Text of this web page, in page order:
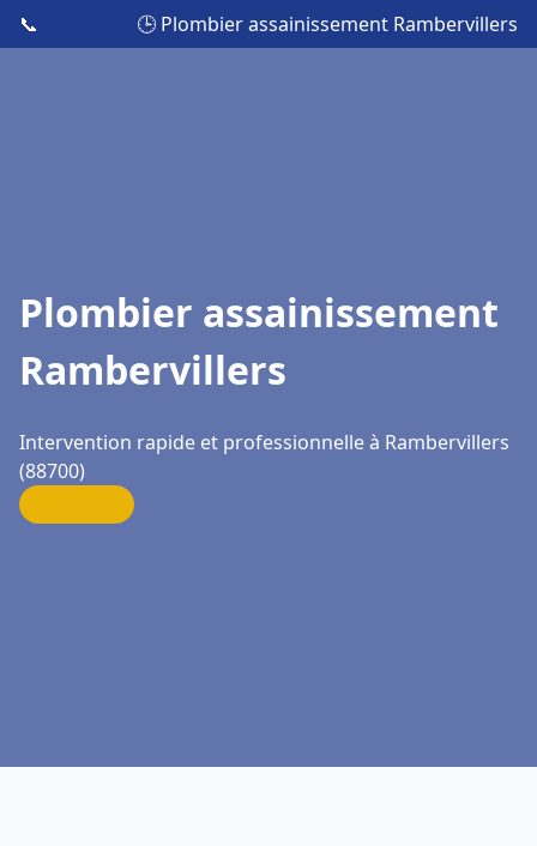
📞 🕒 Plombier assainissement Rambervillers
Plombier assainissement
Rambervillers
Intervention rapide et professionnelle à Rambervillers
(88700)